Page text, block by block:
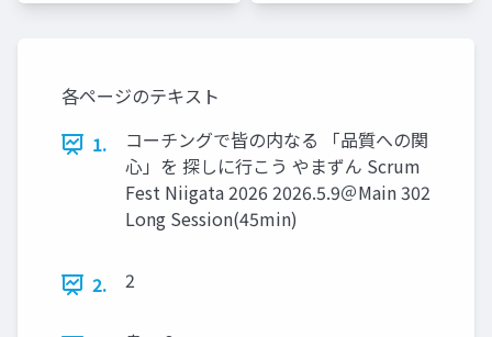
各ページのテキスト
1.
コーチングで皆の内なる 「品質への関
心」を 探しに行こう やまずん Scrum
Fest Niigata 2026 2026.5.9＠Main 302
Long Session(45min)
2. 2